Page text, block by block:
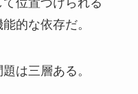
位置づけられる
的な依存だ。
は三層ある。